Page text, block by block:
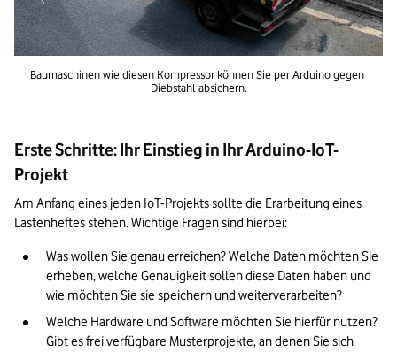
Baumaschinen wie diesen Kompressor können Sie per Arduino gegen
Diebstahl absichern.
Erste Schritte: Ihr Einstieg in Ihr Arduino-IoT-
Projekt
Am Anfang eines jeden IoT-Projekts sollte die Erarbeitung eines
Lastenheftes stehen. Wichtige Fragen sind hierbei:
Was wollen Sie genau erreichen? Welche Daten möchten Sie
erheben, welche Genauigkeit sollen diese Daten haben und
wie möchten Sie sie speichern und weiterverarbeiten?
Welche Hardware und Software möchten Sie hierfür nutzen?
Gibt es frei verfügbare Musterprojekte, an denen Sie sich